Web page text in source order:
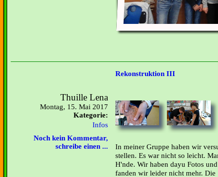
Rekonstruktion III
Thuille Lena
Montag, 15. Mai 2017
Kategorie:
Infos
Noch kein Kommentar,
schreibe einen ...
In meiner Gruppe haben wir
stellen. Es war nicht so leicht.
H'nde. Wir haben dayu Fotos
fanden wir leider nicht mehr.